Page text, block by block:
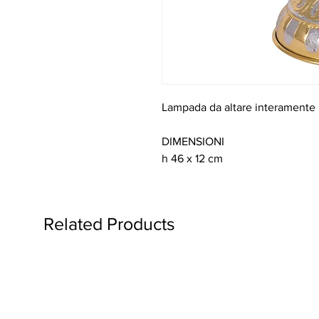
Lampada da altare
DIMENSIONI
h 46 x 12 cm
Related Products